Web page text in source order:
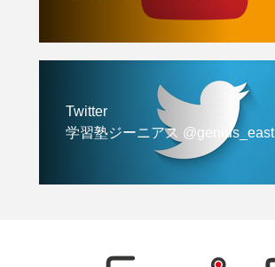
Twitter
学習塾ジーニアス @genius_east